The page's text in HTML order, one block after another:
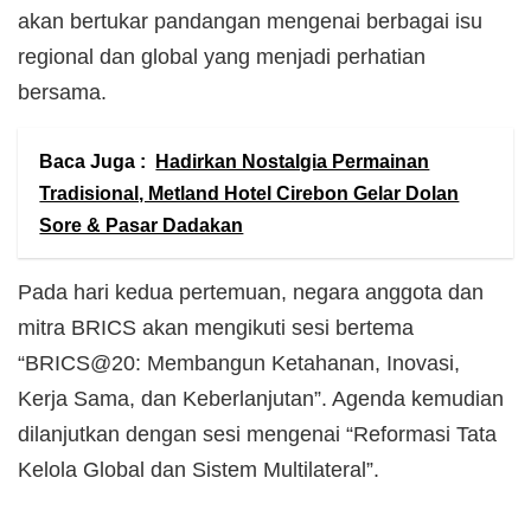
akan bertukar pandangan mengenai berbagai isu
regional dan global yang menjadi perhatian
bersama.
Baca Juga :
Hadirkan Nostalgia Permainan
Tradisional, Metland Hotel Cirebon Gelar Dolan
Sore & Pasar Dadakan
Pada hari kedua pertemuan, negara anggota dan
mitra BRICS akan mengikuti sesi bertema
“BRICS@20: Membangun Ketahanan, Inovasi,
Kerja Sama, dan Keberlanjutan”. Agenda kemudian
dilanjutkan dengan sesi mengenai “Reformasi Tata
Kelola Global dan Sistem Multilateral”.